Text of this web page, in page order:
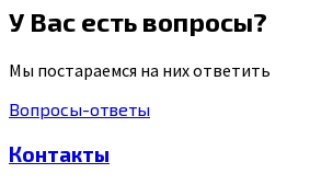
У Вас есть вопросы?
Мы постараемся на них ответить
Вопросы-ответы
Контакты